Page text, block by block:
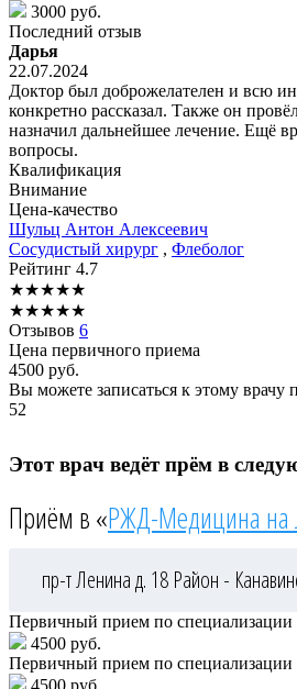
3000 руб.
Последний отзыв
Дарья
22.07.2024
Доктор был доброжелателен и всю
конкретно рассказал. Также он
назначил дальнейшее лечение. Ещё
вопросы.
Квалификация
Внимание
Цена-качество
Шульц Антон Алексеевич
Сосудистый хирург , Флеболог
Рейтинг 4.7
★★★★★
★★★★★
Отзывов 6
Цена первичного приема
4500 руб.
Вы можете записаться к этому врачу
52
Этот врач ведёт прём в
Приём в «РЖД-Медицина на
пр-т Ленина д. 18 Район -
Первичный прием по специализации
4500 руб.
Первичный прием по специализации
4500 руб.